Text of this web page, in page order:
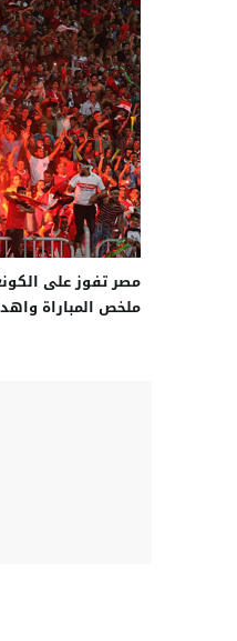
ملخص المباراة